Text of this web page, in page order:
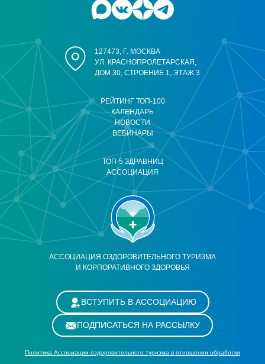
АССОЦИАЦИЯ ОЗДОРОВИТЕЛЬНОГО ТУРИЗМА
И КОРПОРАТИВНОГО ЗДОРОВЬЯ
РЕЙТИНГ ТОП-100
КАЛЕНДАРЬ
НОВОСТИ
ВЕБИНАРЫ
ТОП-5 ЗДРАВНИЦ
АССОЦИАЦИЯ
127473, Г. МОСКВА
УЛ. КРАСНОПРОЛЕТАРСКАЯ,
ДОМ 30, СТРОЕНИЕ 1, ЭТАЖ 3
ВСТУПИТЬ В АССОЦИАЦИЮ
ПОДПИСАТЬСЯ НА РАССЫЛКУ
Политика Ассоциации оздоровительного туризма в отношении обработки